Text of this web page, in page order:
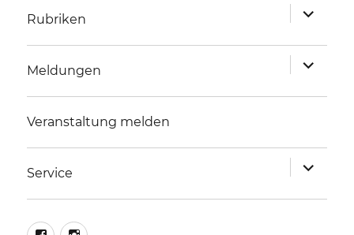
Rubriken
anzeigen
Meldungen
anzeigen
Veranstaltung melden
Service
anzeigen